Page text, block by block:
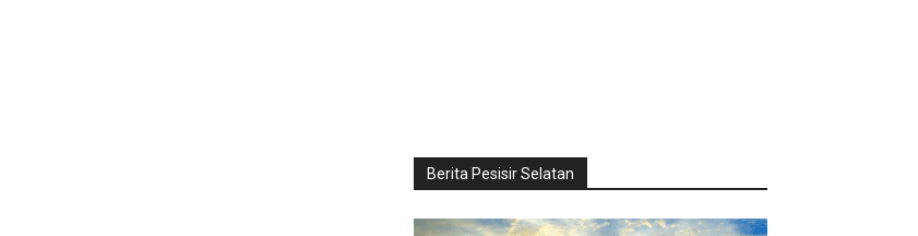
Berita Pesisir Selatan